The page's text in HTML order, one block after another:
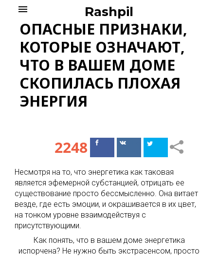
content
Rashpil
menu
ОПАСНЫЕ ПРИЗНАКИ,
КОТОРЫЕ ОЗНАЧАЮТ,
ЧТО В ВАШЕМ ДОМЕ
СКОПИЛАСЬ ПЛОХАЯ
ЭНЕРГИЯ
2248
ПоделитьсяПоделиться
Несмотря на то, что энергетика как таковая
является эфемерной субстанцией, отрицать ее
существование просто бессмысленно. Она витает
везде, где есть эмоции, и окрашивается в их цвет,
на тонком уровне взаимодействуя с
присутствующими.
Как понять, что в вашем доме энергетика
испорчена? Не нужно быть экстрасенсом, просто